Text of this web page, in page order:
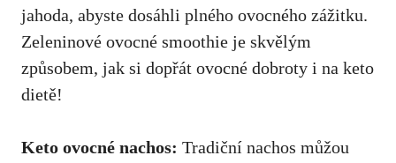
⁤jahoda, ⁢abyste dosáhli plného ovocného zážitku.
‌Zeleninové ovocné smoothie je skvělým
způsobem, jak si dopřát ovocné dobroty i na⁣ keto
dietě!
Keto⁤ ovocné nachos: Tradiční nachos‌ můžou‍